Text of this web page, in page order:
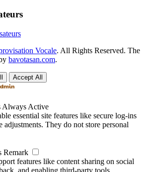
Vocale. All Rights Reserved. The
bavotasan.com.
Accept All
Always Active
essential site features like secure log-ins
adjustments. They do not store personal
Remark
features like content sharing on social
and enabling third-party tools.